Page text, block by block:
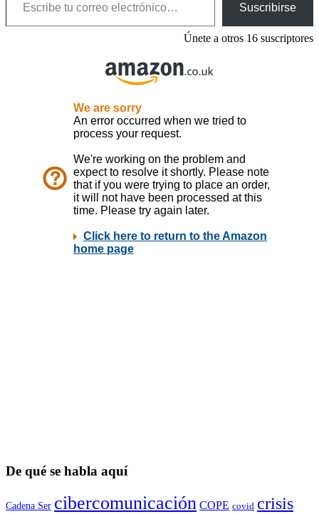
Suscribirse
Únete a otros 16 suscriptores
De qué se habla aquí
Cadena Ser cibercomunicación COPE covid crisis